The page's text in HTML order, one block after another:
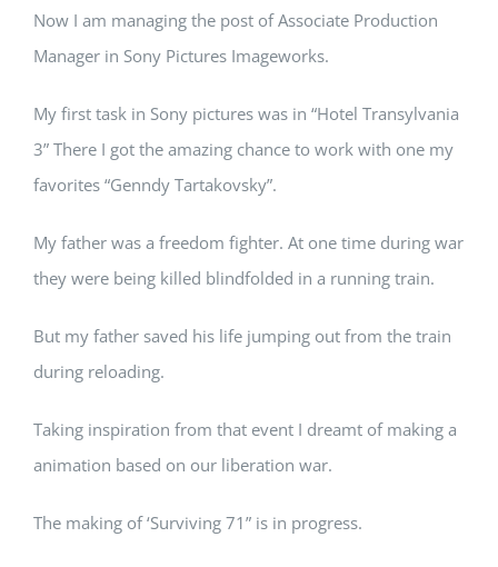
Now I am managing the post of Associate Production
Manager in Sony Pictures Imageworks.
My first task in Sony pictures was in “Hotel Transylvania
3” There I got the amazing chance to work with one my
favorites “Genndy Tartakovsky”.
My father was a freedom fighter. At one time during war
they were being killed blindfolded in a running train.
But my father saved his life jumping out from the train
during reloading.
Taking inspiration from that event I dreamt of making a
animation based on our liberation war.
The making of ‘Surviving 71” is in progress.